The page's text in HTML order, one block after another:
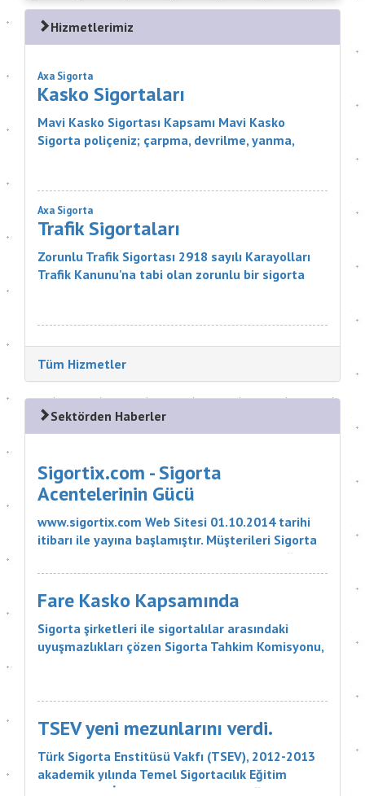
Hizmetlerimiz
Axa Sigorta
Kasko Sigortaları
Mavi Kasko Sigortası Kapsamı Mavi Kasko
Sigorta poliçeniz; çarpma, devrilme, yanma,
Axa Sigorta
Trafik Sigortaları
Zorunlu Trafik Sigortası 2918 sayılı Karayolları
Trafik Kanunu'na tabi olan zorunlu bir sigorta
Tüm Hizmetler
Sektörden Haberler
Sigortix.com - Sigorta
Acentelerinin Gücü
www.sigortix.com Web Sitesi 01.10.2014 tarihi
itibarı ile yayına başlamıştır. Müşterileri Sigorta
Acentelerini neden tercih etmeleri gerektiği
konusunda bilgilendiren ve Sitedeki Üye Sigorta
Acentelerine müşteri yö...
Fare Kasko Kapsamında
Sigorta şirketleri ile sigortalılar arasındaki
uyuşmazlıkları çözen Sigorta Tahkim Komisyonu,
liralık tazminatı ödemesine karar verdi. Sigorta
Tahkim Komisyonu M...
TSEV yeni mezunlarını verdi.
Türk Sigorta Enstitüsü Vakfı (TSEV), 2012-2013
akademik yılında Temel Sigortacılık Eğitim
Programı ve İleri Düzey Sigortacılık Eğitim